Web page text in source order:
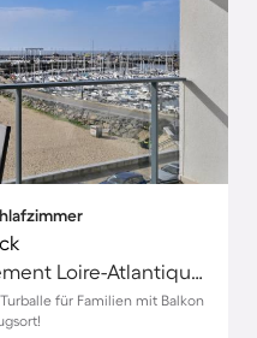
Piriac-sur-Mer, Département Loire-Atlantique, Frankreich
für Familien mit Balkon